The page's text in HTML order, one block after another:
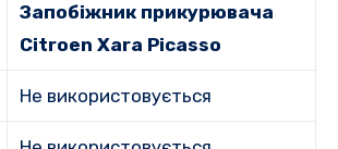
Запобіжник прикурювача
Citroen Xara Picasso
Не використовується